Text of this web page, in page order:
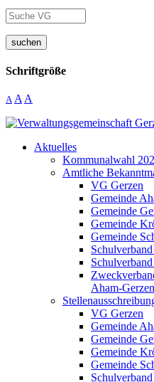
suchen
Schriftgröße
A A A
Aktuelles
Kommunalwahl
Amtliche
VG Gerzen
Gemeinde
Gemeinde
Gemeinde
Gemeinde
Aham-
VG Gerzen
Gemeinde
Gemeinde
Gemeinde
Gemeinde